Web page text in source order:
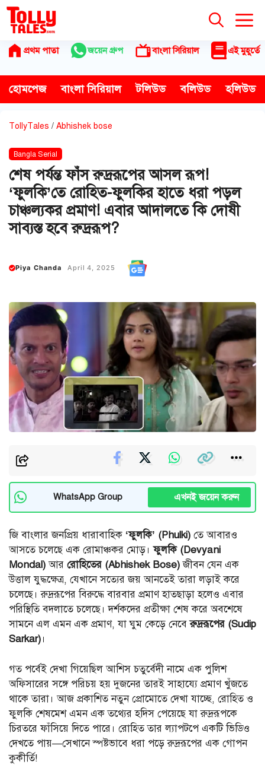
Skip
content
প্রথম পাতা জয়েন গ্রুপ বাংলা সিরিয়াল এই মুহূর্তে
হোমপেজ বাংলা সিরিয়াল টলিউড বলিউড হলিউড
TollyTales / Abhishek bose
Bangla Serial
শেষ পর্যন্ত ফাঁস রুদ্ররূপের আসল রূপ!
‘ফুলকি’তে রোহিত-ফুলকির হাতে ধরা পড়ল
চাঞ্চল্যকর প্রমাণ! এবার আদালতে কি দোষী
সাব্যস্ত হবে রুদ্ররূপ?
Piya Chanda April 4, 2025
WhatsApp Group এখনই জয়েন করুন
জি বাংলার জনপ্রিয় ধারাবাহিক ‘ফুলকি’ (Phulki) তে আবারও
আসতে চলেছে এক রোমাঞ্চকর মোড়।ফুলকি (Devyani
Mondal)আর রোহিতের (Abhishek Bose)জীবন যেন এক
উত্তাল যুদ্ধক্ষেত্র, যেখানে সত্যের জয় আনতেই তারা লড়াই করে
চলেছে। রুদ্ররূপের বিরুদ্ধে বারবার প্রমাণ হাতছাড়া হলেও এবার
পরিস্থিতি বদলাতে চলেছে। দর্শকদের প্রতীক্ষা শেষ করে অবশেষে
সামনে এল এমন এক প্রমাণ, যা ঘুম কেড়ে নেবেরুদ্ররূপের (Sudip
Sarkar)।
গত পর্বেই দেখা গিয়েছিল আশিস চতুর্বেদী নামে এক পুলিশ
অফিসারের সঙ্গে পরিচয় হয় দুজনের তারই সাহায্যে প্রমাণ খুঁজতে
থাকে তারা। আজ প্রকাশিত নতুন প্রোমোতে দেখা যাচ্ছে, রোহিত ও
ফুলকি শেষমেশ এমন এক তথ্যের হদিস পেয়েছে যা রুদ্ররূপকে
চিরতরে ফাঁসিয়ে দিতে পারে। রোহিত তার ল্যাপটপে একটি ভিডিও
দেখতে পায়—সেখানে স্পষ্টভাবে ধরা পড়ে রুদ্ররূপের এক গোপন
কুকীর্তি!